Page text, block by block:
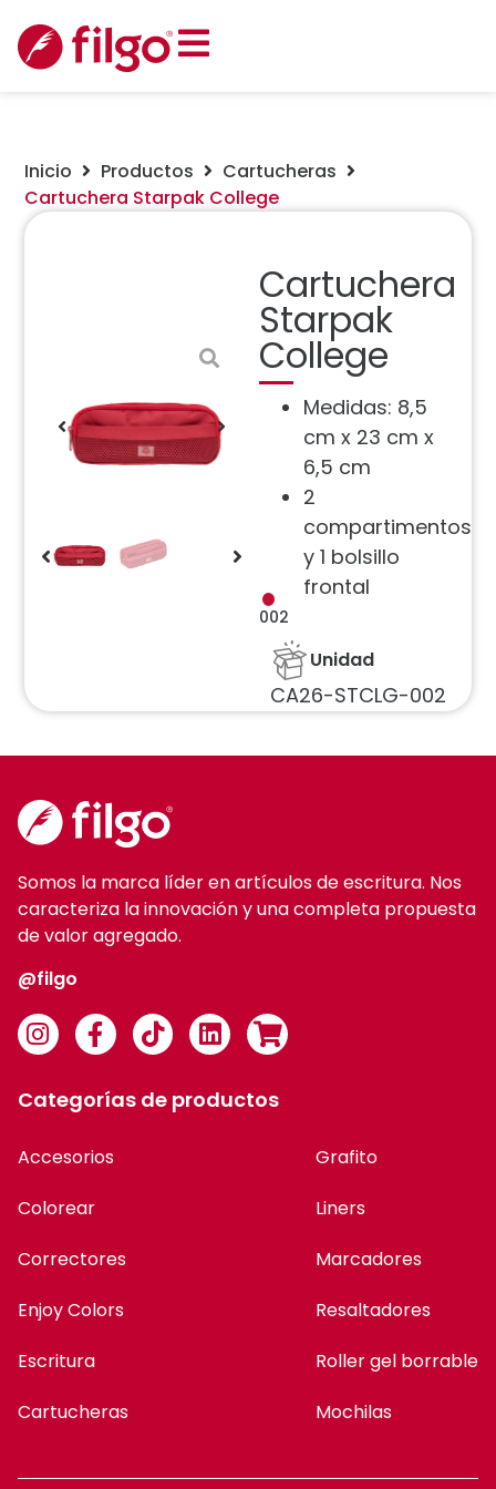
Inicio Productos
Cartucheras
Cartuchera Starpak College
Cartuchera
Starpak
College
Medidas: 8,5
cm x 23 cm x
6,5 cm
2
compartimentos
y 1 bolsillo
frontal
002
Unidad
CA26-STCLG-002
Somos la marca líder en artículos de escritura. Nos
caracteriza la innovación y una completa propuesta
de valor agregado.
@filgo
Categorías de productos
Accesorios
Colorear
Correctores
Enjoy Colors
Escritura
Cartucheras
Grafito
Liners
Marcadores
Resaltadores
Roller gel borrable
Mochilas